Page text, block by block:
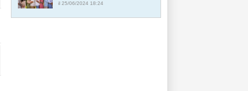
il 25/06/2024 18:24